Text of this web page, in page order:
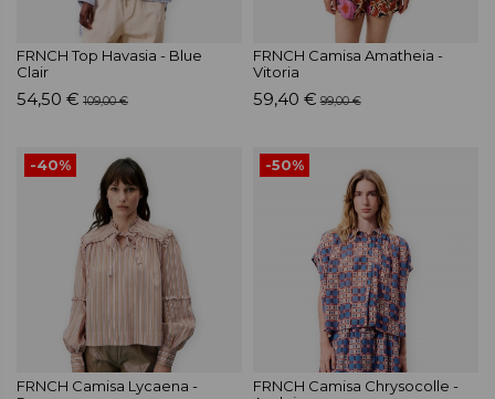
FRNCH Top Havasia - Blue
Clair
54,50 € 109,00 €
FRNCH Camisa Amatheia -
Vitoria
59,40 € 99,00 €
-40%
FRNCH Camisa Lycaena -
-50%
FRNCH Camisa Chrysocolle -